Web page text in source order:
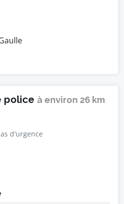
police à environ 26 km
d'urgence